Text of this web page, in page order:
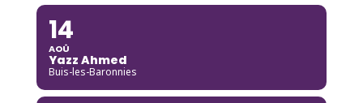
14
AOÛ
Yazz Ahmed
Buis-les-Baronnies